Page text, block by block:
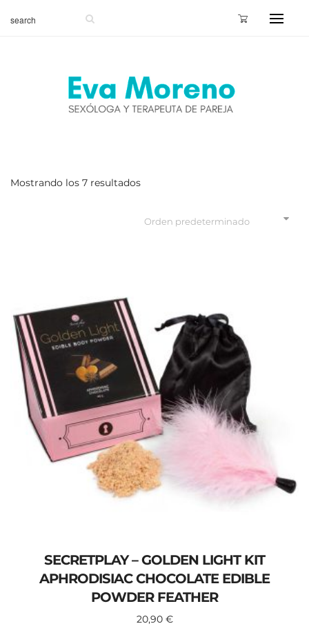
Mostrando los 7 resultados
SECRETPLAY – GOLDEN LIGHT KIT
APHRODISIAC CHOCOLATE EDIBLE
POWDER FEATHER
20,90 €